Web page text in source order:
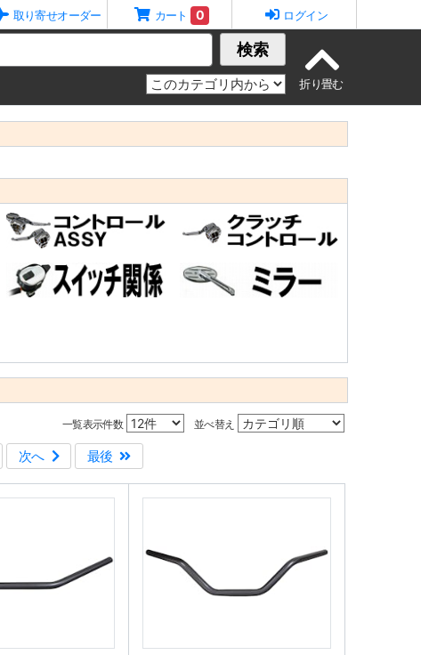
取り寄せオーダー カート 0 ログイン
検索
一覧表示件数 並べ替え
次へ 最後